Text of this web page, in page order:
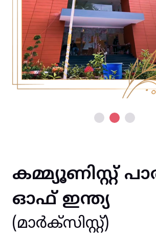
കമ്മ്യൂണിസ്റ്റ്
ഓഫ് ഇന്ത്യ
(മാർക്സിസ്റ്റ്)